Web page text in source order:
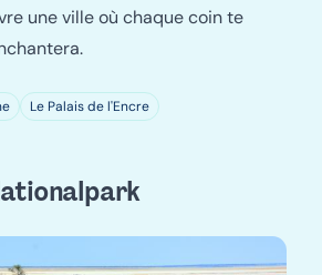
une ville où chaque coin te
Le Palais de l'Encre